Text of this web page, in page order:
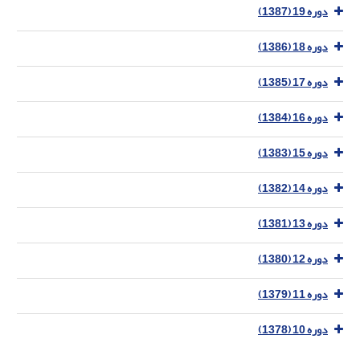
دوره 19 (1387)
دوره 18 (1386)
دوره 17 (1385)
دوره 16 (1384)
دوره 15 (1383)
دوره 14 (1382)
دوره 13 (1381)
دوره 12 (1380)
دوره 11 (1379)
دوره 10 (1378)